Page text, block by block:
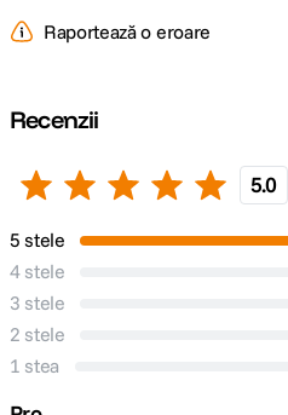
Raportează o eroare
Recenzii
5.0
5 stele
4 stele
3 stele
2 stele
1 stea